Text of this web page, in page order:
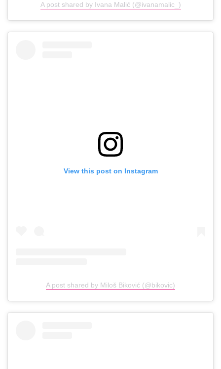
A post shared by Ivana Malić (@ivanamalic_)
View this post on Instagram
A post shared by Miloš Biković (@bikovic)